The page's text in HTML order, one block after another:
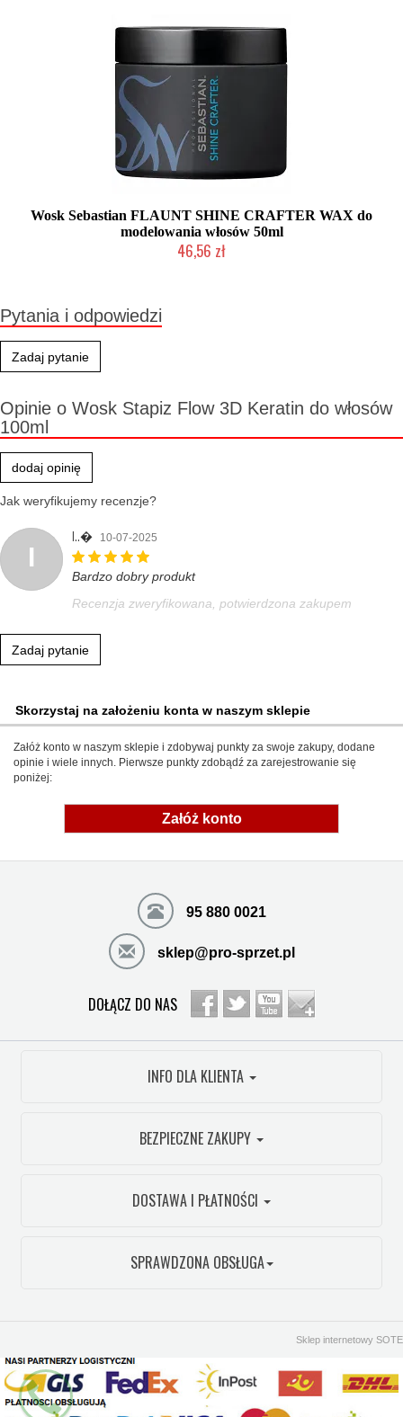
Wosk Sebastian FLAUNT SHINE CRAFTER WAX do
modelowania włosów 50ml
46,56 zł
Pytania i odpowiedzi
Zadaj pytanie
Opinie o Wosk Stapiz Flow 3D Keratin do włosów
100ml
dodaj opinię
Jak weryfikujemy recenzje?
I
I..� 10-07-2025
Bardzo dobry produkt
Recenzja zweryfikowana, potwierdzona zakupem
Zadaj pytanie
Skorzystaj na założeniu konta w naszym sklepie
Załóż konto w naszym sklepie i zdobywaj punkty za swoje zakupy, dodane
opinie i wiele innych. Pierwsze punkty zdobądź za zarejestrowanie się
poniżej:
Załóż konto
95 880 0021
sklep@pro-sprzet.pl
DOŁĄCZ DO NAS
INFO DLA KLIENTA
BEZPIECZNE ZAKUPY
DOSTAWA I PŁATNOŚCI
SPRAWDZONA OBSŁUGA
Sklep internetowy SOTE